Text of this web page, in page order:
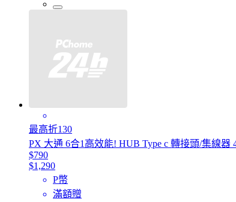
最高折130
PX 大通 6合1高效能! HUB Type c 轉接頭/集線
$790
$1,290
P幣
滿額贈